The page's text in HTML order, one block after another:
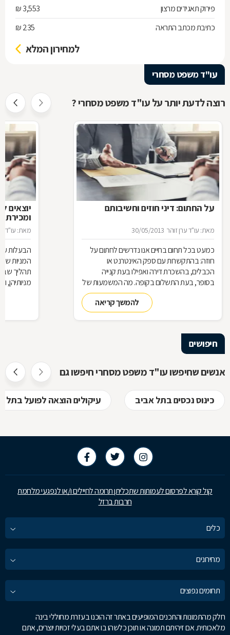
פירוק תאגידים מרצון
3,553 ₪
כתיבת מכתב התראה
235 ₪
למחירון המלא
עו"ד משפט מסחרי
רוצה לדעת יותר על עו"ד משפט מסחרי ?
על החתום: דיני חוזים וחשיבותם
מאת: עו"ד ערן זוהר 30/05/2013
כמעט בכל תחום בחיים אנו נדרשים לחתום על
חוזה: בהתקשרות עם ספק האינטרנט או
הכבלים, בהשכרת דירה ואפילו בעת קנייה
בסופר, בעת התשלום בקופה. מה המשמעות של
היותנו צד בחוזה, מתי ניתן להפר אותו והאם כל
הסכם מחייב אותנו מבחינה משפטיתלהמשך קריאה
יוצאים
ומכירת
מאת: עו"ד
הבעלות
המניות
תהליך
מניותיהן,
חיפושים
אנשים שחיפשו עו"ד משפט מסחרי חיפשו גם
כינוס נכסים בתל אביב עיקולים הוצאה לפועל בתל
קול קורא לפרסום לעמותות שתכליתן תרומה לחיילים ו/או לנפגעי מלחמת
חרבות ברזל
כלים
מחירונים
תחומים נפוצים
חלק מהתמונות והתכנים המופיעים באתר זה הוכנו בעזרת מחוללי בינה
מלאכותית. אם זיהיתם תמונה או תוכן כלשהו בו אתם בעלי זכויות יוצרים, אתם